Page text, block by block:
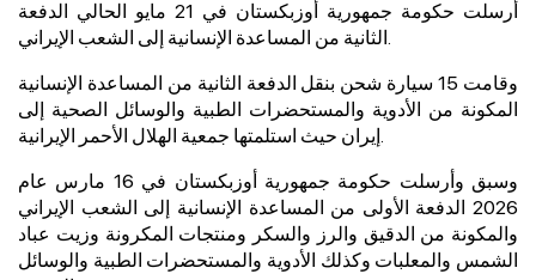
أرسلت حكومة جمهورية أوزبكستان في 21 مايو الحالي الدفعة
الثانية من المساعدة الإنسانية إلى الشعب الإيراني.
وقامت 15 سيارة شحن بنقل الدفعة الثانية من المساعدة الإنسانية
المكونة من الأدوية والمستحضرات الطبية والوسائل الصحية إلى
إيران حيث استلمتها جمعية الهلال الأحمر الإيرانية.
وسبق وأرسلت حكومة جمهورية أوزبكستان في 16 مارس عام
2026 الدفعة الأولى من المساعدة الإنسانية إلى الشعب الإيراني
والمكونة من الدقيق والرز والسكر ومنتجات المكرونة وزيت عباد
الشمس والمعلبات وكذلك الأدوية والمستحضرات الطبية والوسائل